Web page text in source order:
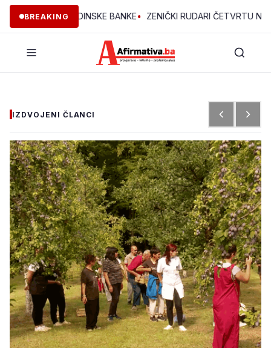
BREAKING
OMLADINSKE BANKE • ZENIČKI RUDARI ČETVRTU NOĆ U
IZDVOJENI ČLANCI